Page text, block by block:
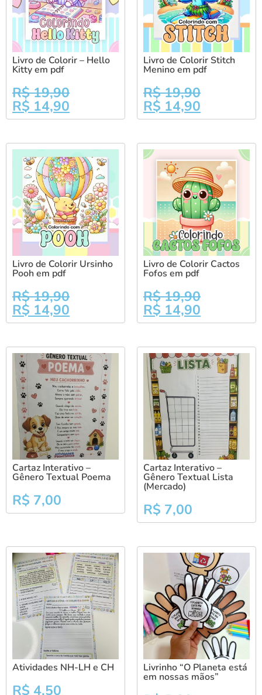
Livro de Colorir – Hello
Kitty em pdf
R$19,90
R$ 14,90
Livro de Colorir Stitch
Menino em pdf
R$19,90
R$ 14,90
Livro de Colorir Ursinho
Pooh em pdf
R$19,90
R$ 14,90
Livro de Colorir Cactos
Fofos em pdf
R$19,90
R$ 14,90
Cartaz Interativo –
Gênero Textual Poema
R$ 7,00
Cartaz Interativo –
Gênero Textual Lista
(Mercado)
R$ 7,00
Atividades NH-LH e CH
R$ 4,50
Livrinho “O Planeta está
em nossas mãos”